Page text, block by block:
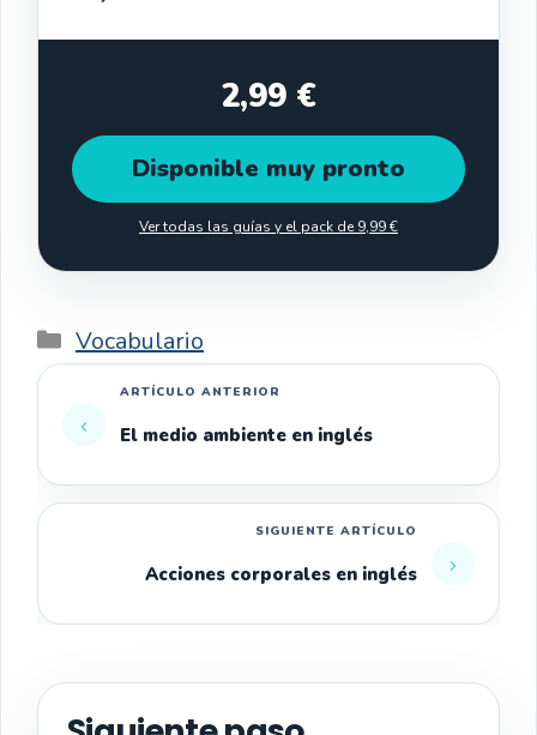
2,99 €
Disponible muy pronto
Ver todas las guías y el pack de 9,99 €
Categorías
Vocabulario
El medio ambiente en inglés
Acciones corporales en inglés